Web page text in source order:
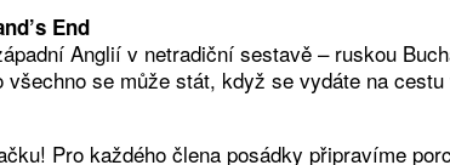
End
Anglií v netradiční sestavě – ruskou
se může stát, když se vydáte na cestu
Pro každého člena posádky připravíme